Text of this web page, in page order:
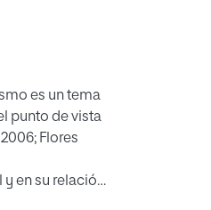
es un tema
punto de vista
Flores
en su relación